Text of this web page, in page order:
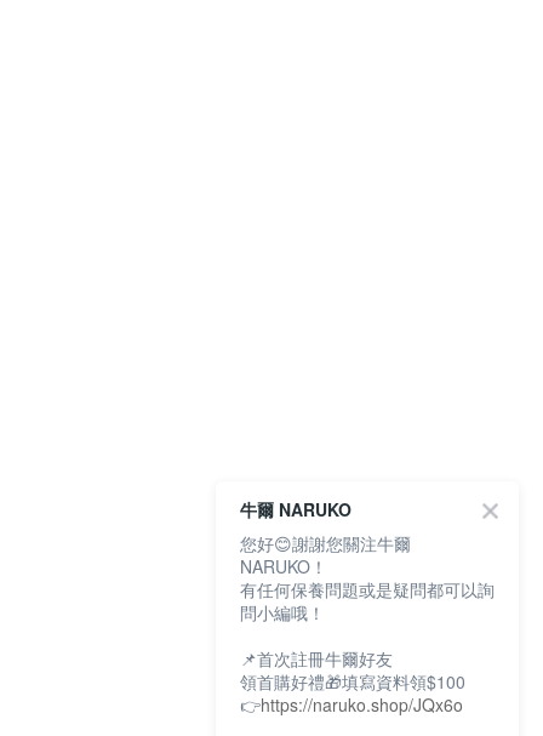
牛爾 NARUKO
您好😊謝謝您關注牛爾
NARUKO！
有任何保養問題或是疑問都可以詢
問小編哦！
📌首次註冊牛爾好友
領首購好禮🎁填寫資料領$100
👉https://naruko.shop/JQx6o